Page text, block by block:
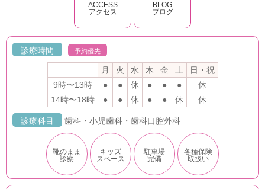
ACCESS
アクセス
BLOG
ブログ
診療時間 予約優先
月 火 水 木 金 土
日・祝
9時〜13時
● ● 休 ● ● ●
休
14時〜18時
● ● 休 ● ● 休 休
診療科目 歯科・小児歯科・歯科口腔外科
靴のまま
診察
キッズ
スペース
駐車場
完備
各種保険
取扱い